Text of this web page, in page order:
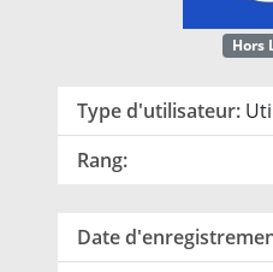
Hors
Type d'utilisateur:
Rang:
Date